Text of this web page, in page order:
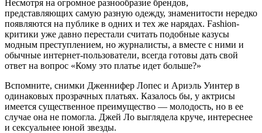
Несмотря на огромное разнообразие брендов,
представляющих самую разную одежду, знаменитости нередко
появляются на публике в одних и тех же нарядах. Fashion-
критики уже давно перестали считать подобные казусы
модным преступлением, но журналисты, а вместе с ними и
обычные интернет-пользователи, всегда готовы дать свой
ответ на вопрос «Кому это платье идет больше?»
Вспомните, снимки Дженнифер Лопес и Ариэль Уинтер в
одинаковых прозрачных платьях. Казалось бы, у актрисы
имеется существенное преимущество — молодость, но в ее
случае она не помогла. Джей Ло выглядела круче, интереснее
и сексуальнее юной звезды.